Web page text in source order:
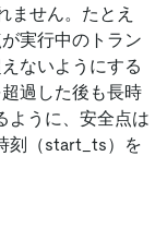
ません。たとえ
実行中のトラン
ないようにする
過した後も長時
ように、安全点は
刻（start_ts）を